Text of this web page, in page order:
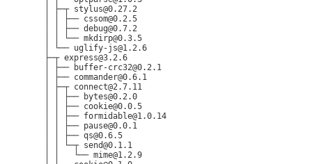
  │ ├─┬ stylus@0.27.2
  │ │ ├── cssom@0.2.5
  │ │ ├── debug@0.7.2
  │ │ └── mkdirp@0.3.5
  │ └── uglify-js@1.2.6
  ├─┬ express@3.2.6
  │ ├── buffer-crc32@0.2.1
  │ ├── commander@0.6.1
  │ ├─┬ connect@2.7.11
  │ │ ├── bytes@0.2.0
  │ │ ├── cookie@0.0.5
  │ │ ├── formidable@1.0.14
  │ │ ├── pause@0.0.1
  │ │ ├── qs@0.6.5
  │ │ └─┬ send@0.1.1
  │ │   └── mime@1.2.9